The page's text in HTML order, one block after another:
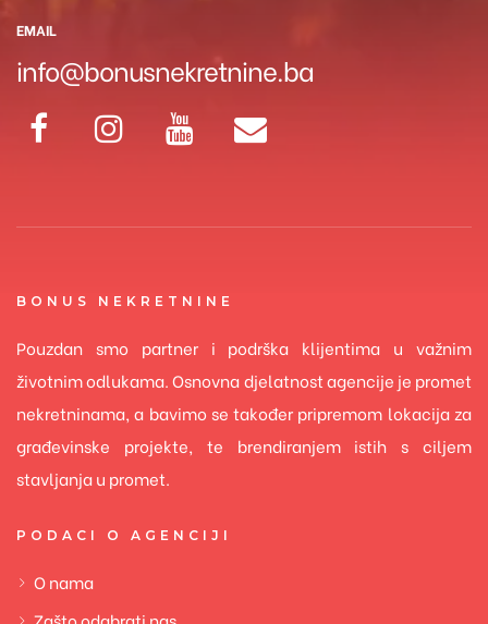
EMAIL
info@bonusnekretnine.ba
BONUS NEKRETNINE
Pouzdan smo partner i podrška klijentima u važnim
životnim odlukama. Osnovna djelatnost agencije je promet
nekretninama, a bavimo se također pripremom lokacija za
građevinske projekte, te brendiranjem istih s ciljem
stavljanja u promet.
PODACI O AGENCIJI
O nama
Zašto odabrati nas